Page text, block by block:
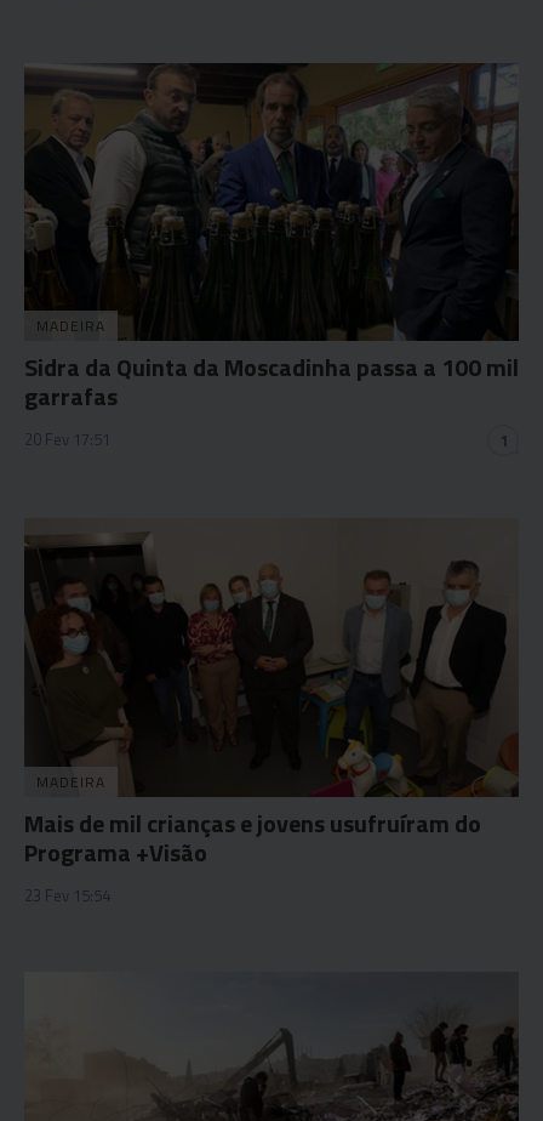
MADEIRA
Sidra da Quinta da Moscadinha passa a 100 mil
garrafas
20 Fev 17:51 1
MADEIRA
Mais de mil crianças e jovens usufruíram do
Programa +Visão
23 Fev 15:54